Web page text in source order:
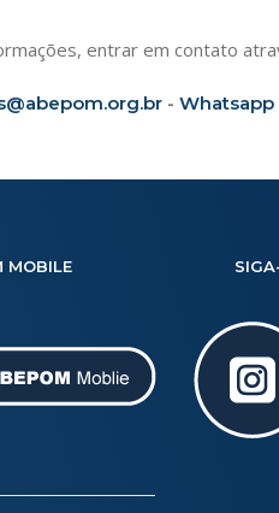
entrar em contato
-
MOBILE